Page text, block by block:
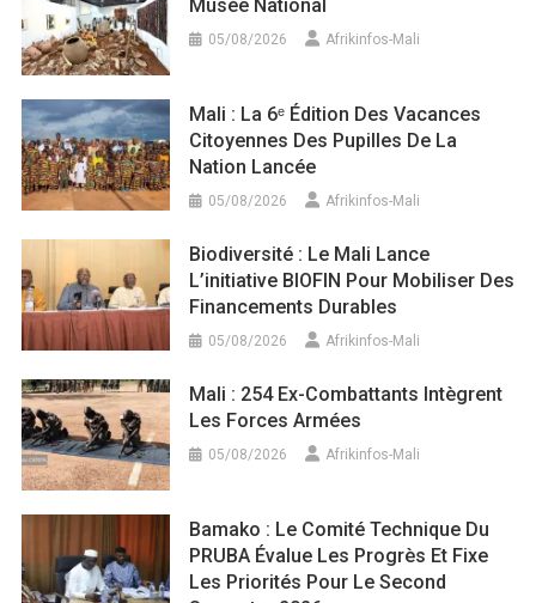
Musée National
05/08/2026 Afrikinfos-Mali
Mali : La 6ᵉ Édition Des Vacances
Citoyennes Des Pupilles De La
Nation Lancée
05/08/2026 Afrikinfos-Mali
Biodiversité : Le Mali Lance
L’initiative BIOFIN Pour Mobiliser Des
Financements Durables
05/08/2026 Afrikinfos-Mali
Mali : 254 Ex-Combattants Intègrent
Les Forces Armées
05/08/2026 Afrikinfos-Mali
Bamako : Le Comité Technique Du
PRUBA Évalue Les Progrès Et Fixe
Les Priorités Pour Le Second